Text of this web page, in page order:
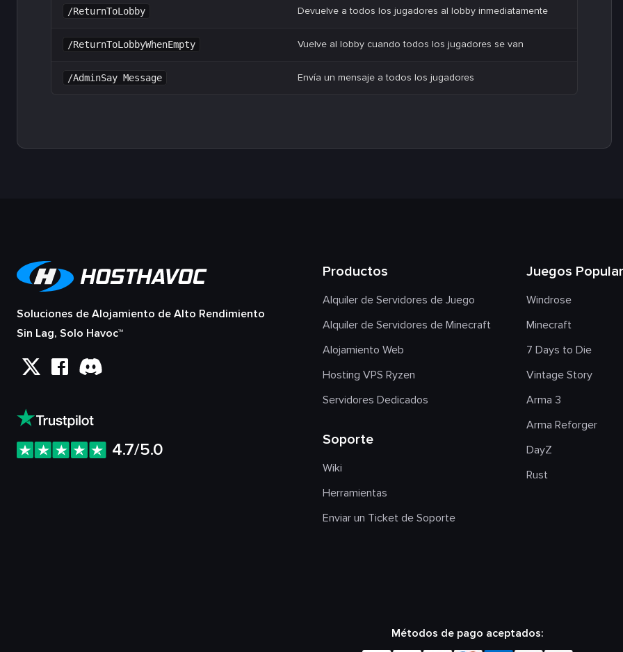
/ReturnToLobby Devuelve a todos los jugadores al lobby inmediatamente
/ReturnToLobbyWhenEmpty Vuelve al lobby cuando todos los jugadores se van
/AdminSay Message Envía un mensaje a todos los jugadores
Soluciones de Alojamiento de Alto Rendimiento
Sin Lag, Solo Havoc™
4.7/5.0
Productos
Alquiler de Servidores de Juego
Alquiler de Servidores de Minecraft
Alojamiento Web
Hosting VPS Ryzen
Servidores Dedicados
Soporte
Wiki
Herramientas
Enviar un Ticket de Soporte
Juegos
Windrose
Minecraft
7 Days to Die
Vintage Story
Arma 3
Arma Reforger
DayZ
Rust
Métodos de pago aceptados: